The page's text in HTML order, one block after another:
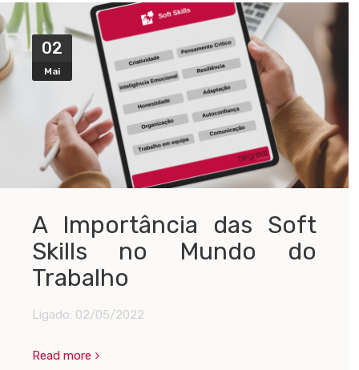
02
Mai
A Importância das Soft
Skills no Mundo do
Trabalho
Ligado: 02/05/2022
Read more